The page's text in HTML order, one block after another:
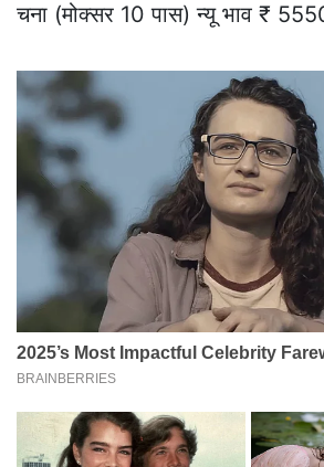
चना (मोक्सर 10 पास) न्यू भाव ₹